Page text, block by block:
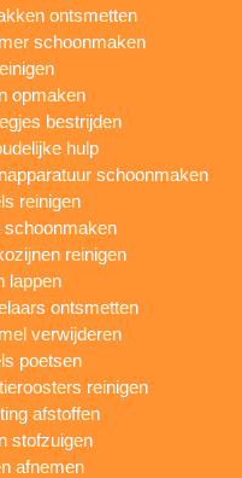
ontsmetten
schoonmaken
opmaken
bestrijden
hulp
schoonmaken
reinigen
schoonmaken
reinigen
lappen
ontsmetten
verwijderen
poetsen
reinigen
afstoffen
stofzuigen
afnemen